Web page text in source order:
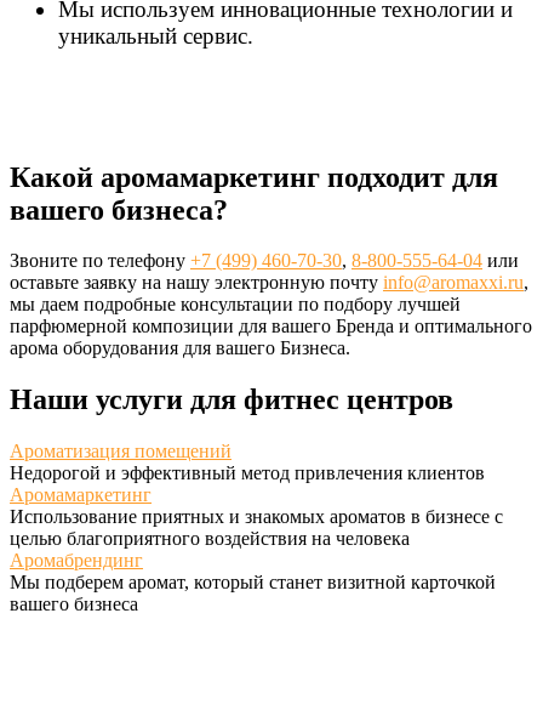
Мы используем инновационные технологии и
уникальный сервис.
Какой аромамаркетинг подходит для
вашего бизнеса?
Звоните по телефону +7 (499) 460-70-30, 8-800-555-64-04 или
оставьте заявку на нашу электронную почту info@aromaxxi.ru,
мы даем подробные консультации по подбору лучшей
парфюмерной композиции для вашего Бренда и оптимального
арома оборудования для вашего Бизнеса.
Наши услуги для фитнес центров
Ароматизация помещений
Недорогой и эффективный метод привлечения клиентов
Аромамаркетинг
Использование приятных и знакомых ароматов в бизнесе с
целью благоприятного воздействия на человека
Аромабрендинг
Мы подберем аромат, который станет визитной карточкой
вашего бизнеса